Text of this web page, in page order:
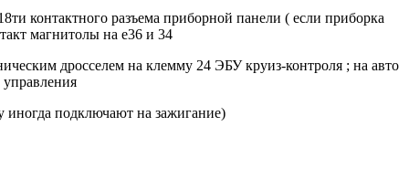
контактного разъема приборной панели ( если приборка
магнитолы на е36 и 34
дросселем на клемму 24 ЭБУ круиз-контроля ; на авто
управления
иногда подключают на зажигание)